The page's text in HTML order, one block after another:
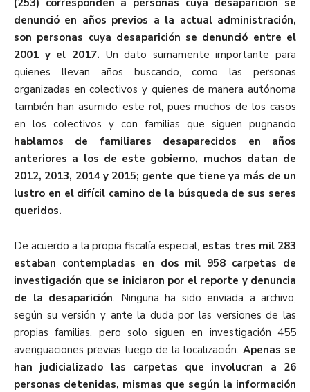
denunció en años previos a la actual administración,
son personas cuya desaparición se denunció entre el
2001 y el 2017. Un dato sumamente importante para
quienes llevan años buscando, como las personas
organizadas en colectivos y quienes de manera autónoma
también han asumido este rol, pues muchos de los casos
en los colectivos y con familias que siguen pugnando
hablamos de familiares desaparecidos en años
anteriores a los de este gobierno, muchos datan de
2012, 2013, 2014 y 2015; gente que tiene ya más de un
lustro en el difícil camino de la búsqueda de sus seres
queridos.
De acuerdo a la propia fiscalía especial, estas tres mil 283
estaban contempladas en dos mil 958 carpetas de
investigación que se iniciaron por el reporte y denuncia
de la desaparición. Ninguna ha sido enviada a archivo,
según su versión y ante la duda por las versiones de las
propias familias, pero solo siguen en investigación 455
averiguaciones previas luego de la localización. Apenas se
han judicializado las carpetas que involucran a 26
personas detenidas, mismas que según la información